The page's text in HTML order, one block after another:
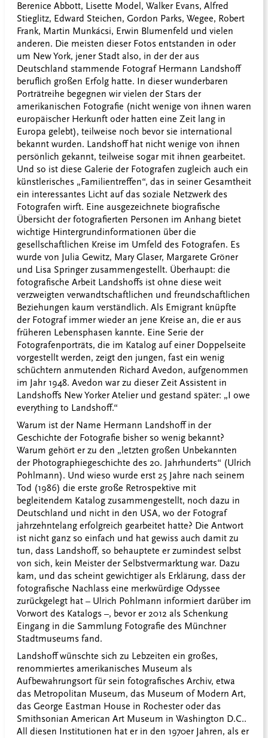
Berenice Abbott, Lisette Model, Walker Evans, Alfred
Stieglitz, Edward Steichen, Gordon Parks, Wegee, Robert
Frank, Martin Munkácsi, Erwin Blumenfeld und vielen
anderen. Die meisten dieser Fotos entstanden in oder
um New York, jener Stadt also, in der der aus
Deutschland stammende Fotograf Hermann Landshoff
beruflich großen Erfolg hatte. In dieser wunderbaren
Porträtreihe begegnen wir vielen der Stars der
amerikanischen Fotografie (nicht wenige von ihnen waren
europäischer Herkunft oder hatten eine Zeit lang in
Europa gelebt), teilweise noch bevor sie international
bekannt wurden. Landshoff hat nicht wenige von ihnen
persönlich gekannt, teilweise sogar mit ihnen gearbeitet.
Und so ist diese Galerie der Fotografen zugleich auch ein
künstlerisches „Familientreffen“, das in seiner Gesamtheit
ein interessantes Licht auf das soziale Netzwerk des
Fotografen wirft. Eine ausgezeichnete biografische
Übersicht der fotografierten Personen im Anhang bietet
wichtige Hintergrundinformationen über die
gesellschaftlichen Kreise im Umfeld des Fotografen. Es
wurde von Julia Gewitz, Mary Glaser, Margarete Gröner
und Lisa Springer zusammengestellt. Überhaupt: die
fotografische Arbeit Landshoffs ist ohne diese weit
verzweigten verwandtschaftlichen und freundschaftlichen
Beziehungen kaum verständlich. Als Emigrant knüpfte
der Fotograf immer wieder an jene Kreise an, die er aus
früheren Lebensphasen kannte. Eine Serie der
Fotografenporträts, die im Katalog auf einer Doppelseite
vorgestellt werden, zeigt den jungen, fast ein wenig
schüchtern anmutenden Richard Avedon, aufgenommen
im Jahr 1948. Avedon war zu dieser Zeit Assistent in
Landshoffs New Yorker Atelier und gestand später: „I owe
everything to Landshoff.“
Warum ist der Name Hermann Landshoff in der
Geschichte der Fotografie bisher so wenig bekannt?
Warum gehört er zu den „letzten großen Unbekannten
der Photographiegeschichte des 20. Jahrhunderts“ (Ulrich
Pohlmann). Und wieso wurde erst 25 Jahre nach seinem
Tod (1986) die erste große Retrospektive mit
begleitendem Katalog zusammengestellt, noch dazu in
Deutschland und nicht in den USA, wo der Fotograf
jahrzehntelang erfolgreich gearbeitet hatte? Die Antwort
ist nicht ganz so einfach und hat gewiss auch damit zu
tun, dass Landshoff, so behauptete er zumindest selbst
von sich, kein Meister der Selbstvermarktung war. Dazu
kam, und das scheint gewichtiger als Erklärung, dass der
fotografische Nachlass eine merkwürdige Odyssee
zurückgelegt hat – Ulrich Pohlmann informiert darüber im
Vorwort des Katalogs –, bevor er 2012 als Schenkung
Eingang in die Sammlung Fotografie des Münchner
Stadtmuseums fand.
Landshoff wünschte sich zu Lebzeiten ein großes,
renommiertes amerikanisches Museum als
Aufbewahrungsort für sein fotografisches Archiv, etwa
das Metropolitan Museum, das Museum of Modern Art,
das George Eastman House in Rochester oder das
Smithsonian American Art Museum in Washington D.C..
All diesen Institutionen hat er in den 1970er Jahren, als er